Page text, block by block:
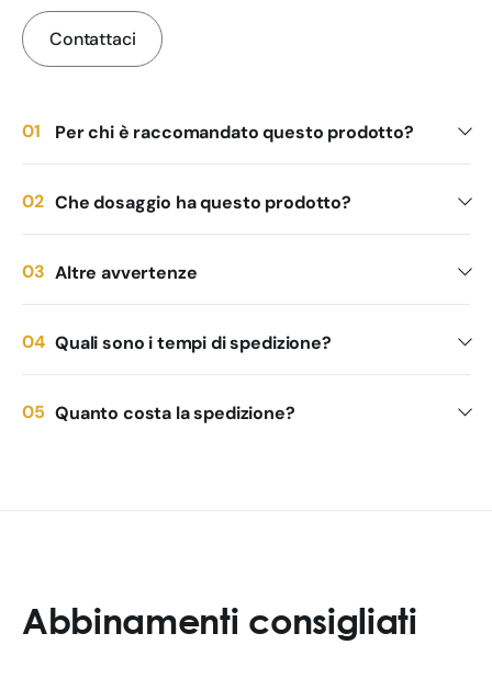
Contattaci
Per chi è raccomandato questo prodotto?
Che dosaggio ha questo prodotto?
Altre avvertenze
Quali sono i tempi di spedizione?
Quanto costa la spedizione?
Abbinamenti consigliati